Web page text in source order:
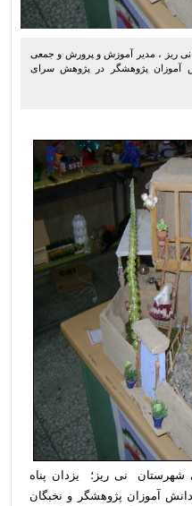
نی ریز ، مدیر آموزش و پرورش و جمعی
آموزان پژوهشگر در پژوهش سرای
شهرستان نی ریز؛ یزدان پناه
آموزان پژوهشگر و نخبگان